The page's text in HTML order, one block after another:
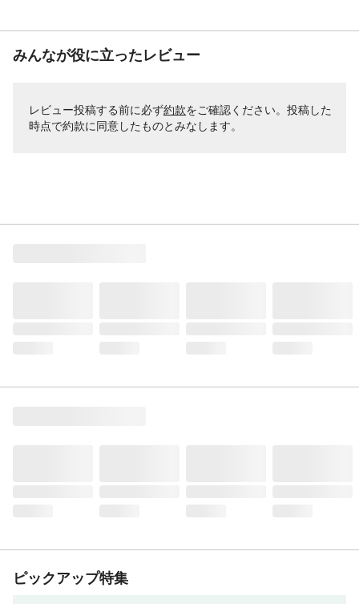
みんなが役に立ったレビュー
レビュー投稿する前に必ず約款をご確認ください。投稿した
時点で約款に同意したものとみなします。
ピックアップ特集